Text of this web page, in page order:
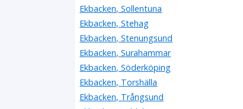
Ekbacken, Sollentuna
Ekbacken, Stehag
Ekbacken, Stenungsund
Ekbacken, Surahammar
Ekbacken, Söderköping
Ekbacken, Torshälla
Ekbacken, Trångsund